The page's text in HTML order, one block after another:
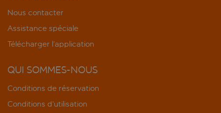
Nous contacter
Assistance spéciale
Télécharger l’application
QUI SOMMES-NOUS
Conditions de réservation
Conditions d’utilisation